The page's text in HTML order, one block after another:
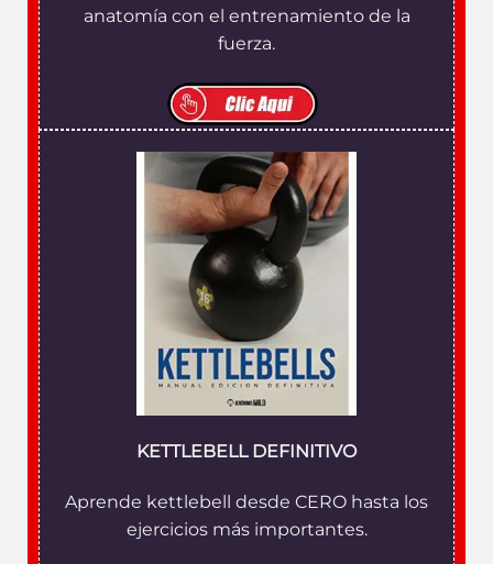
anatomía con el entrenamiento de la
fuerza.
KETTLEBELL DEFINITIVO
Aprende kettlebell desde CERO hasta los
ejercicios más importantes.